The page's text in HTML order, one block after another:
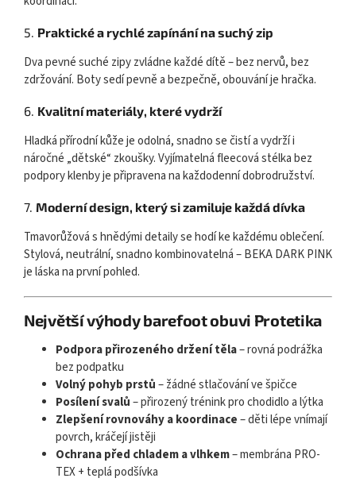
5. Praktické a rychlé zapínání na suchý zip
Dva pevné suché zipy zvládne každé dítě – bez nervů, bez
zdržování. Boty sedí pevně a bezpečně, obouvání je hračka.
6. Kvalitní materiály, které vydrží
Hladká přírodní kůže je odolná, snadno se čistí a vydrží i
náročné „dětské“ zkoušky. Vyjímatelná fleecová stélka bez
podpory klenby je připravena na každodenní dobrodružství.
7. Moderní design, který si zamiluje každá dívka
Tmavorůžová s hnědými detaily se hodí ke každému oblečení.
Stylová, neutrální, snadno kombinovatelná – BEKA DARK PINK
je láska na první pohled.
Největší výhody barefoot obuvi Protetika
Podpora přirozeného držení těla– rovná podrážka
bez podpatku
Volný pohyb prstů– žádné stlačování ve špičce
Posílení svalů– přirozený trénink pro chodidlo a lýtka
Zlepšení rovnováhy a koordinace– děti lépe vnímají
povrch, kráčejí jistěji
Ochrana před chladem a vlhkem– membrána PRO-
TEX + teplá podšívka